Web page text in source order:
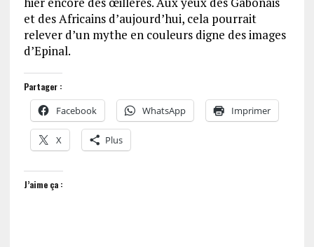
et des Africains d’aujourd’hui, cela pourrait
relever d’un mythe en couleurs digne des images
d’Epinal.
Partager :
Facebook WhatsApp Imprimer
X Plus
J’aime ça :